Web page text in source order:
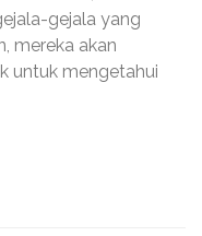
gejala yang
mereka akan
untuk mengetahui